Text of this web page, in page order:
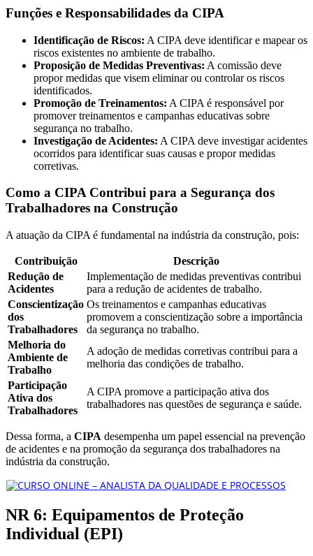
Funções e Responsabilidades da CIPA
Identificação de Riscos: A CIPA deve identificar e mapear os
riscos existentes no ambiente de trabalho.
Proposição de Medidas Preventivas: A comissão deve
propor medidas que visem eliminar ou controlar os riscos
identificados.
Promoção de Treinamentos: A CIPA é responsável por
promover treinamentos e campanhas educativas sobre
segurança no trabalho.
Investigação de Acidentes: A CIPA deve investigar acidentes
ocorridos para identificar suas causas e propor medidas
corretivas.
Como a CIPA Contribui para a Segurança dos
Trabalhadores na Construção
A atuação da CIPA é fundamental na indústria da construção, pois:
Contribuição
Descrição
Redução de
Acidentes
Implementação de medidas preventivas contribui
para a redução de acidentes de trabalho.
Conscientização
dos
Trabalhadores
Os treinamentos e campanhas educativas
promovem a conscientização sobre a importância
da segurança no trabalho.
Melhoria do
Ambiente de
Trabalho
A adoção de medidas corretivas contribui para a
melhoria das condições de trabalho.
Participação
Ativa dos
Trabalhadores
A CIPA promove a participação ativa dos
trabalhadores nas questões de segurança e saúde.
Dessa forma, a CIPA desempenha um papel essencial na prevenção
de acidentes e na promoção da segurança dos trabalhadores na
indústria da construção.
NR 6: Equipamentos de Proteção
Individual (EPI)